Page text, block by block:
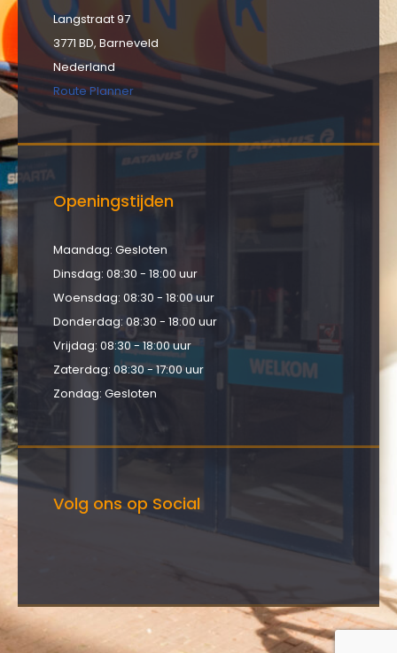
Langstraat 97
3771 BD, Barneveld
Nederland
Route Planner
Openingstijden
Maandag: Gesloten
Dinsdag: 08:30 - 18:00 uur
Woensdag: 08:30 - 18:00 uur
Donderdag: 08:30 - 18:00 uur
Vrijdag: 08:30 - 18:00 uur
Zaterdag: 08:30 - 17:00 uur
Zondag: Gesloten
Volg ons op Social